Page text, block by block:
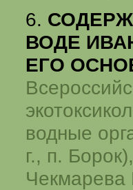
6.
ВОДЕ
ЕГО
водные
г., п.
Чекмарева